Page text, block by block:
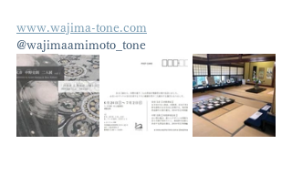
www.wajima-tone.com
@wajimaamimoto_tone